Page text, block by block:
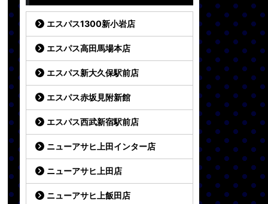
エスパス1300新小岩店
エスパス高田馬場本店
エスパス新大久保駅前店
エスパス赤坂見附新館
エスパス西武新宿駅前店
ニューアサヒ上田インター店
ニューアサヒ上田店
ニューアサヒ上飯田店